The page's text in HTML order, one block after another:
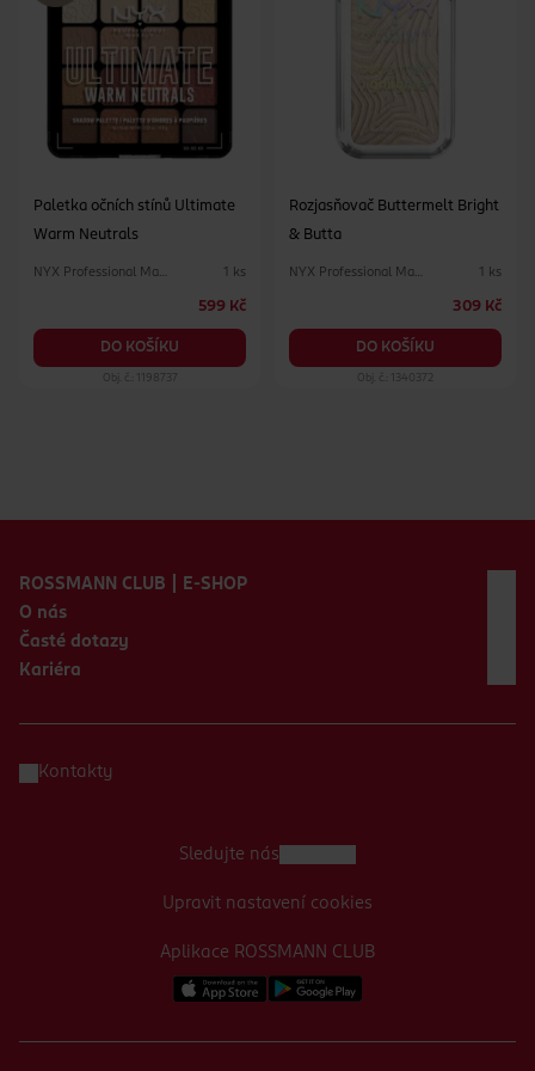
Paletka očních stínů Ultimate
Warm Neutrals
NYX Professional Makeup 1 ks
599 Kč
DO KOŠÍKU
Obj. č.: 1198737
Rozjasňovač Buttermelt Bright
& Butta
NYX Professional Makeup 1 ks
309 Kč
DO KOŠÍKU
Obj. č.: 1340372
ROSSMANN CLUB | E-SHOP
O nás
Časté dotazy
Kariéra
Kontakty
Aplikace ROSSMANN CLUB
Sledujte nás
Upravit nastavení cookies